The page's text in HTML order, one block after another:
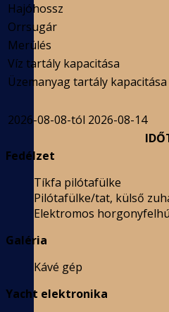
Hajóhossz
Orrsugár
Merülés
Víz tartály kapacitása
Üzemanyag tartály kapacitása
2026-08-08-tól 2026-08-14
Fedélzet
Tíkfa pilótafülke
Pilótafülke/tat, külső
Elektromos
Galéria
Kávé gép
Yacht elektronika